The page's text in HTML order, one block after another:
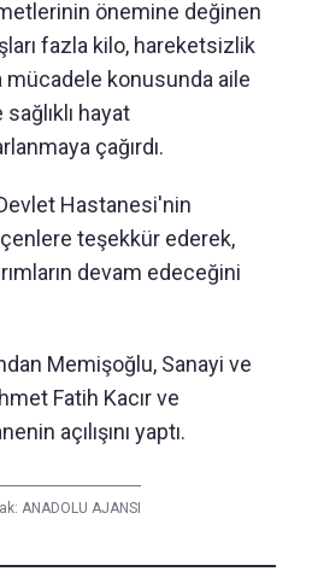
önemine değinen
fazla kilo, hareketsizlik
mücadele konusunda aile
hayat
çağırdı.
Hastanesi'nin
teşekkür ederek,
devam edeceğini
Memişoğlu, Sanayi ve
Fatih Kacır ve
açılışını yaptı.
ANADOLU AJANSI